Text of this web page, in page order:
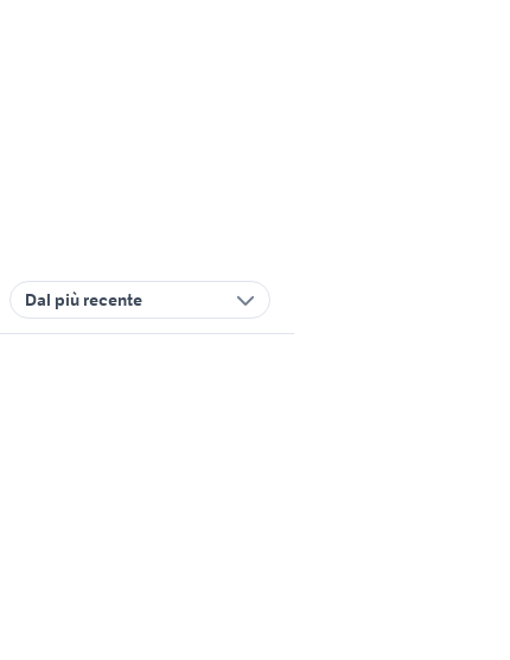
Dal più recente